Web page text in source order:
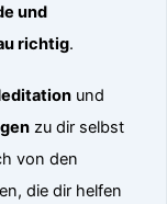
und
richtig.
und
zu dir selbst
von den
die dir helfen